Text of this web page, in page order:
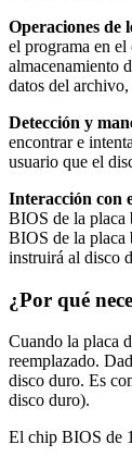
Operaciones de
el programa en
almacenamiento
datos del
Detección y
encontrar e
usuario que el
Interacción con
BIOS de la placa
BIOS de la placa
instruirá al disco
¿Por qué
Cuando la placa
reemplazado.
disco duro. Es
disco duro).
El chip BIOS de